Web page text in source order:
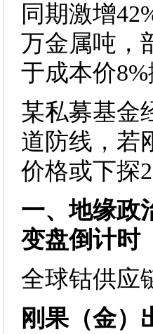
同期激增
万金属吨，
于成本价8%
某私募基金
道防线，若
价格或下探
一、地缘政
变盘倒计时
全球钴供应
刚果（金）